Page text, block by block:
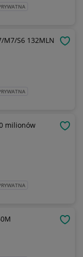
M7/S6 132MLN
milionów